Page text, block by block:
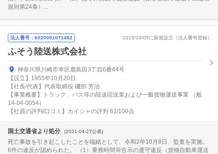
規則第24条）...
法人番号：6020001071462 2015/10/05に新規設立（法人番号登録）
ふそう陸送株式会社
神奈川県川崎市幸区鹿島田3丁目6番44号
【設立】1955年10月20日
【社長/代表】代表取締役 磯部 芳治
【事業概要】トラック、バス等の陸送回送業および一般貨物運送事業 （般
14-04-0054）
【社員の評判/口コミ】カイシャの評判 61/100点
国土交通省より処分 (2021-04-27公表)
死亡事故を引き起こしたことを端緒として、令和2年10月8日、監査を実施。
6件の違反が認められた。 （1）乗務時間等告示の遵守違反（貨物自動車運送